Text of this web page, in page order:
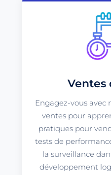
Ventes
Engagez-vous avec
ventes pour
pratiques pour
tests de
la surveillance
développement